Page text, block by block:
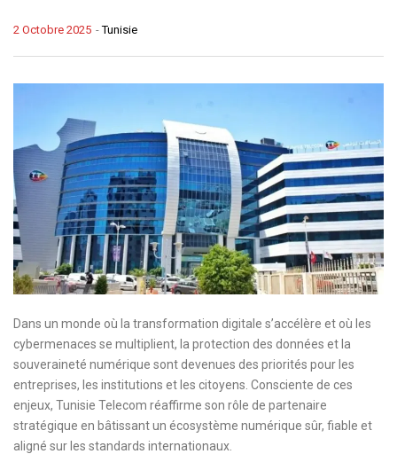
-Tunisie
2 Octobre 2025
Dans un monde où la transformation digitale s’accélère et où les
cybermenaces se multiplient, la protection des données et la
souveraineté numérique sont devenues des priorités pour les
entreprises, les institutions et les citoyens. Consciente de ces
enjeux, Tunisie Telecom réaffirme son rôle de partenaire
stratégique en bâtissant un écosystème numérique sûr, fiable et
aligné sur les standards internationaux.